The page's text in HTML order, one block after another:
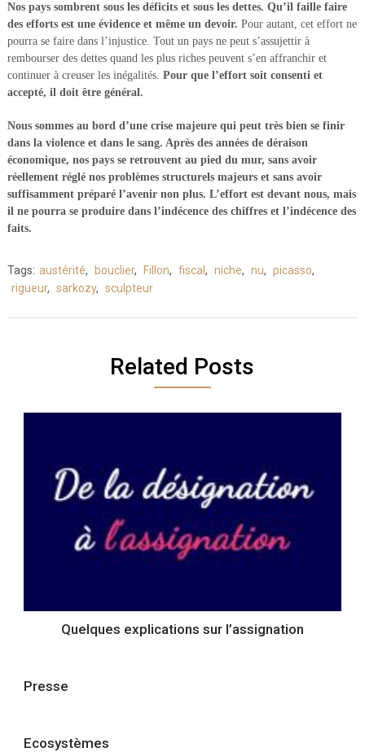
Nos pays sombrent sous les déficits et sous les dettes. Qu’il faille faire
des efforts est une évidence et même un devoir. Pour autant, cet effort ne
pourra se faire dans l’injustice. Tout un pays ne peut s’assujettir à
rembourser des dettes quand les plus riches peuvent s’en affranchir et
continuer à creuser les inégalités. Pour que l’effort soit consenti et
accepté, il doit être général.
Nous sommes au bord d’une crise majeure qui peut très bien se finir
dans la violence et dans le sang. Après des années de déraison
économique, nos pays se retrouvent au pied du mur, sans avoir
réellement réglé nos problèmes structurels majeurs et sans avoir
suffisamment préparé l’avenir non plus. L’effort est devant nous, mais
il ne pourra se produire dans l’indécence des chiffres et l’indécence des
faits.
Tags: austérité, bouclier, Fillon, fiscal , niche, nu, picasso,
rigueur, sarkozy, sculpteur
Related Posts
Quelques explications sur l’assignation
Presse
Ecosystèmes